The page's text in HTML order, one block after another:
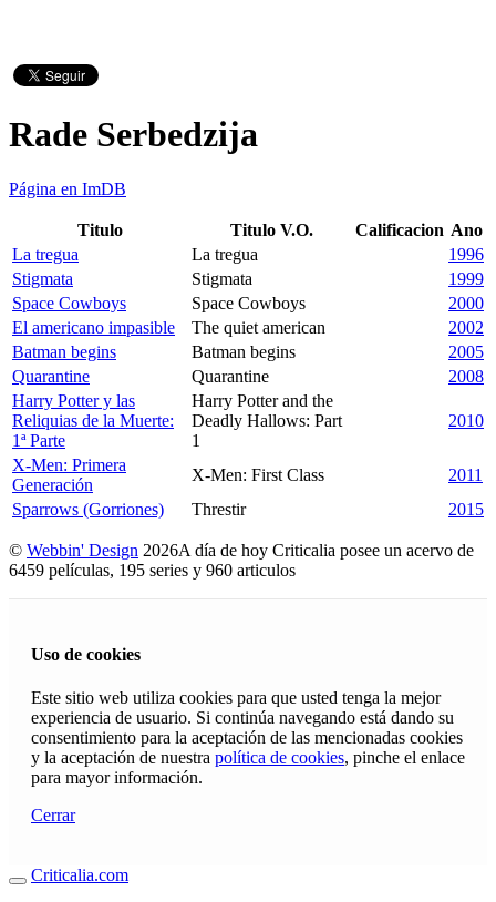
Rade Serbedzija
Página en ImDB
Titulo Titulo V.O. Calificacion Ano
La tregua
La tregua
1996
Stigmata
Stigmata
1999
Space Cowboys
Space Cowboys
2000
El americano impasible
The quiet american
2002
Batman begins
Batman begins
2005
Quarantine
Quarantine
2008
Harry Potter y las
Reliquias de la Muerte:
1ª Parte
Harry Potter and the
Deadly Hallows: Part
1
2010
X-Men: Primera
Generación
X-Men: First Class
2011
Sparrows (Gorriones)
Threstir 2015
© Webbin' Design 2026A día de hoy Criticalia posee un acervo de
6459 películas, 195 series y 960 articulos
Uso de cookies
Este sitio web utiliza cookies para que usted tenga la mejor
experiencia de usuario. Si continúa navegando está dando su
consentimiento para la aceptación de las mencionadas cookies
y la aceptación de nuestra política de cookies, pinche el enlace
para mayor información.
Cerrar
Criticalia.com